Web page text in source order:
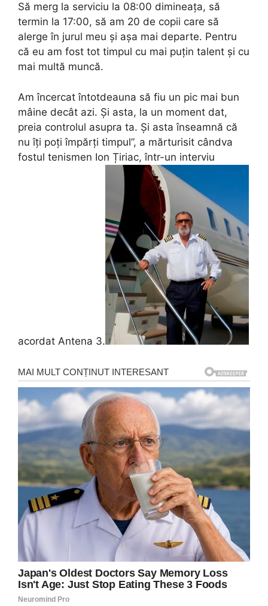
Să merg la serviciu la 08:00 dimineața, să
termin la 17:00, să am 20 de copii care să
alerge în jurul meu și așa mai departe. Pentru
că eu am fost tot timpul cu mai puțin talent și cu
mai multă muncă.
Am încercat întotdeauna să fiu un pic mai bun
mâine decât azi. Și asta, la un moment dat,
preia controlul asupra ta. Și asta înseamnă că
nu îți poți împărți timpul”, a mărturisit cândva
fostul tenismen Ion Țiriac, într-un interviu
acordat Antena 3.